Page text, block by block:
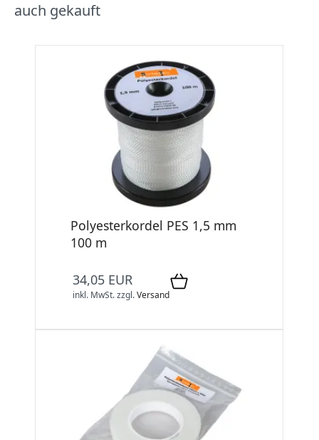
auch gekauft
Polyesterkordel PES 1,5 mm
100 m
34,05 EUR
inkl. MwSt.zzgl.Versand